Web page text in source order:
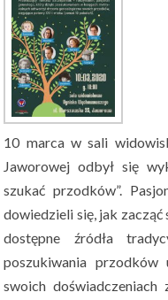
10 marca w sali
Jaworowej odbył się
szukać przodków”.
dowiedzieli się, jak
dostępne źródła
poszukiwania przodków
swoich